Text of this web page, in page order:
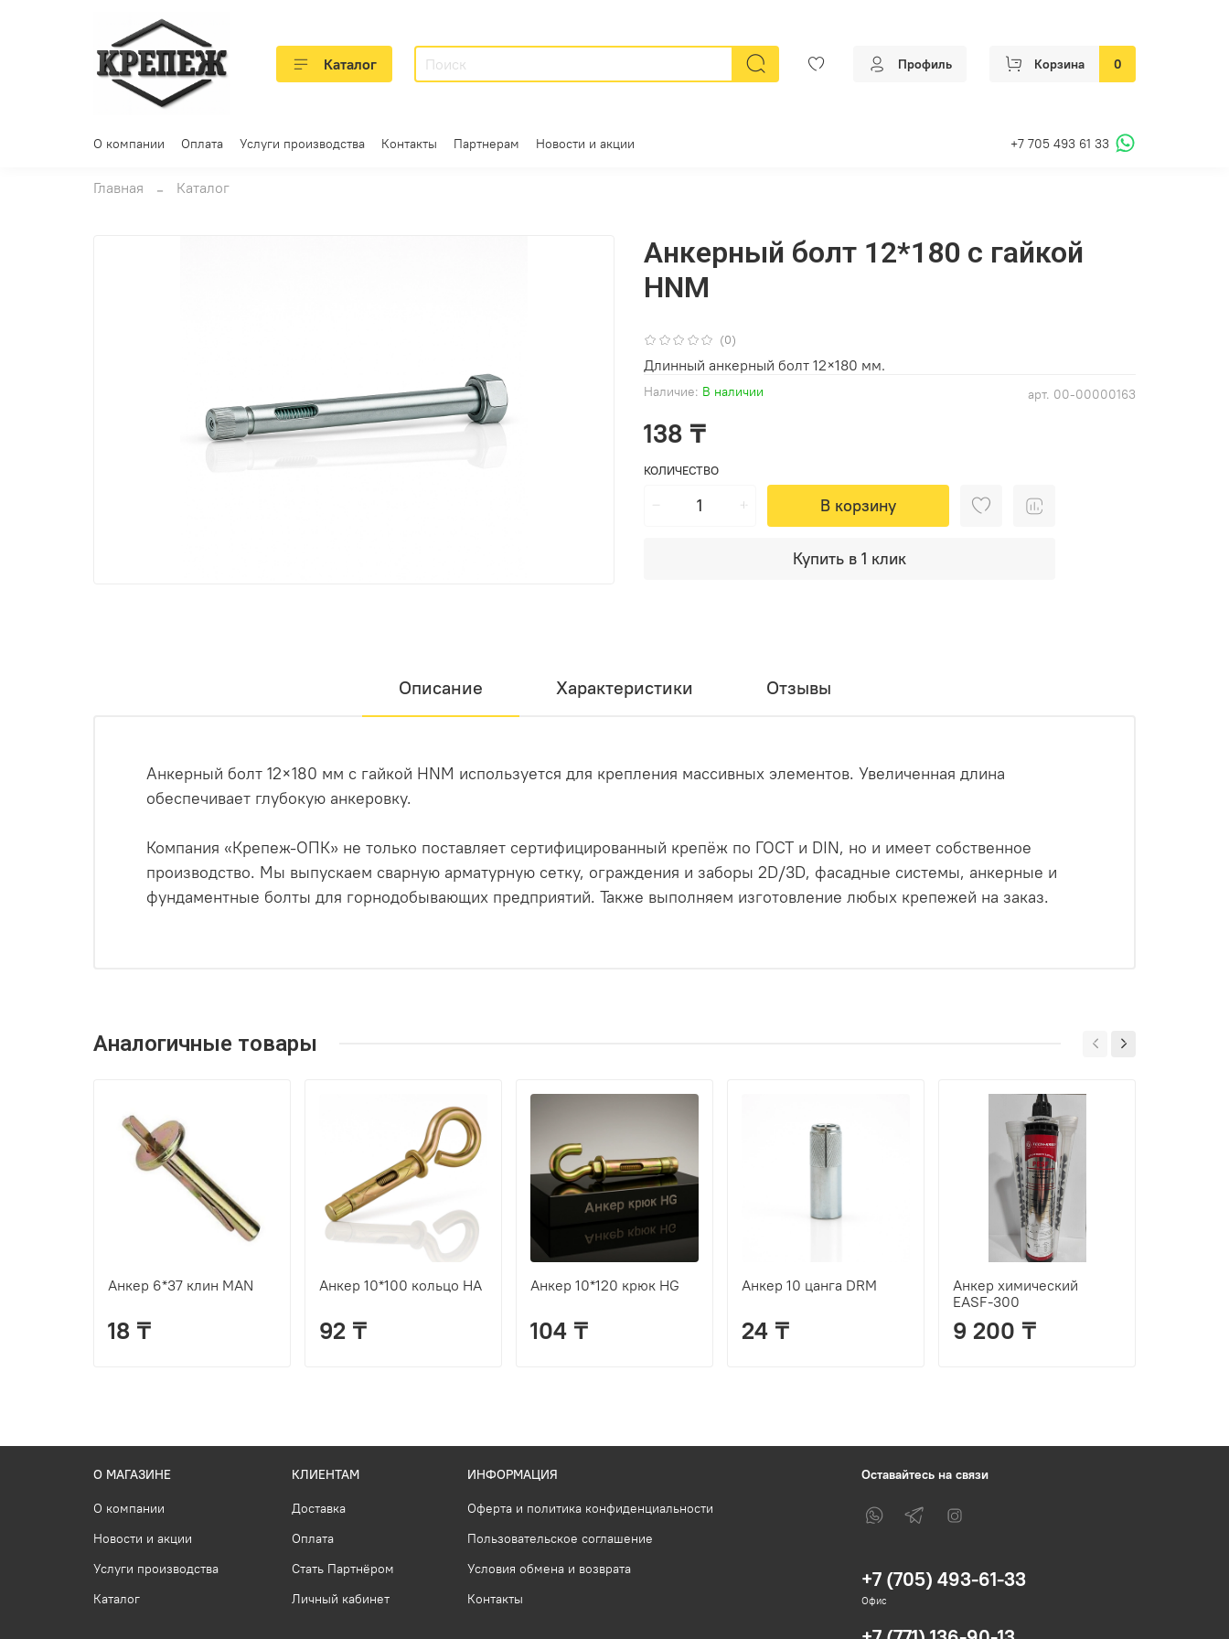
Каталог Профиль Корзина 0
О компании Оплата Услуги производства Контакты Партнерам Новости и акции +7 705 493 61 33
Главная Каталог
(0)
арт. 00-00000163
Наличие: В наличии
Анкерный болт 12*180 с гайкой
HNM
138 ₸
КОЛИЧЕСТВО
В корзину
Купить в 1 клик
Длинный анкерный болт 12×180 мм.
Описание Характеристики Отзывы
Анкерный болт 12×180 мм с гайкой HNM используется для крепления массивных элементов. Увеличенная длина
обеспечивает глубокую анкеровку.
Компания «Крепеж-ОПК» не только поставляет сертифицированный крепёж по ГОСТ и DIN, но и имеет собственное
производство. Мы выпускаем сварную арматурную сетку, ограждения и заборы 2D/3D, фасадные системы, анкерные и
фундаментные болты для горнодобывающих предприятий. Также выполняем изготовление любых крепежей на заказ.
Аналогичные товары
Анкер 6*37 клин MAN
18 ₸
Анкер 10*100 кольцо HA
92 ₸
Анкер 10*120 крюк HG
104 ₸
Анкер 10 цанга DRМ
24 ₸
Анкер химический
EASF-300
9 200 ₸
О МАГАЗИНЕ
О компании
Новости и акции
Услуги производства
Каталог
КЛИЕНТАМ
Доставка
Оплата
Стать Партнёром
Личный кабинет
ИНФОРМАЦИЯ
Оферта и политика конфиденциальности
Пользовательское соглашение
Условия обмена и возврата
Контакты
Оставайтесь на связи
+7 (705) 493-61-33
Офис